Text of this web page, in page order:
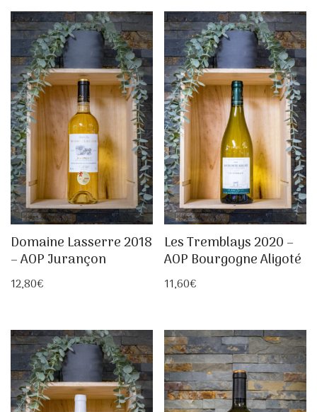
Domaine Lasserre 2018
– AOP Jurançon
12,80€
Les Tremblays 2020 –
AOP Bourgogne Aligoté
11,60€